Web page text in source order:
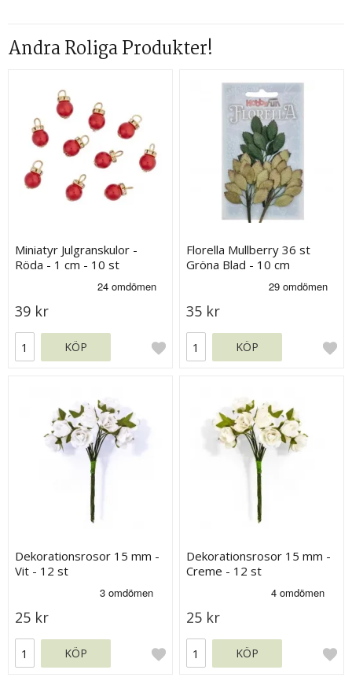
Andra Roliga Produkter!
Miniatyr Julgranskulor -
Röda - 1 cm - 10 st
39 kr
KÖP
Florella Mullberry 36 st
Gröna Blad - 10 cm
35 kr
KÖP
Dekorationsrosor 15 mm -
Vit - 12 st
25 kr
KÖP
Dekorationsrosor 15 mm -
Creme - 12 st
25 kr
KÖP